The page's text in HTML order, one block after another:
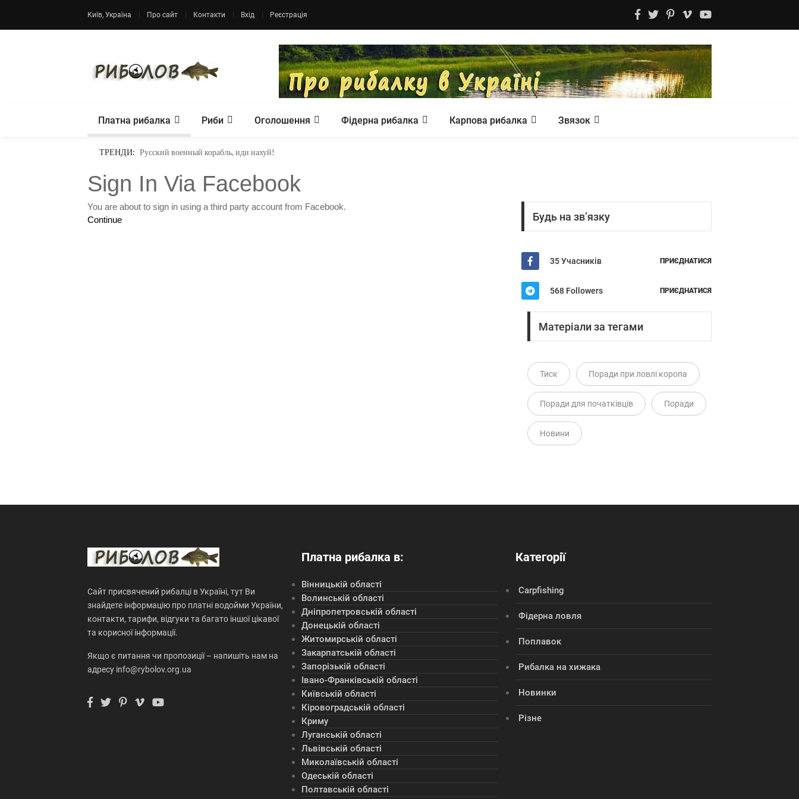
Київ, Україна Про сайт Контакти Вхід Реєстрація
Платна рибалка Риби Оголошення Фідерна рибалка Карпова рибалка Звязок
ТРЕНДИ: Русский военный корабль, иди нахуй!
Sign In Via Facebook
You are about to sign in using a third party account from Facebook.
Continue
Будь на зв’язку
35 Учасників ПРИЄДНАТИСЯ
568 Followers ПРИЄДНАТИСЯ
Матеріали за тегами
Тиск Поради при ловлі коропа
Поради для початківців Поради
Новини
Сайт присвячений рибалці в Україні, тут Ви
знайдете інформацію про платні водойми України,
контакти, тарифи, відгуки та багато іншої цікавої
та корисної інформації.
Якщо є питання чи пропозиції – напишіть нам на
адресу info@rybolov.org.ua
Платна рибалка в:
Вінницькій області
Волинській області
Дніпропетровській області
Донецькій області
Житомирській області
Закарпатській області
Запорізькій області
Івано-Франківській області
Київській області
Кіровоградській області
Криму
Луганській області
Львівській області
Миколаївській області
Одеській області
Полтавській області
Категорії
Сarpfishing
Фідерна ловля
Поплавок
Рибалка на хижака
Новинки
Різне